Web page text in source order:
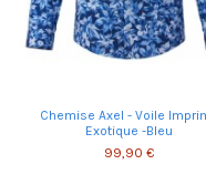
Chemise Axel - Voile
Exotique -Bleu
99,90 €